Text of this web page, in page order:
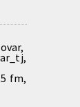
fm,